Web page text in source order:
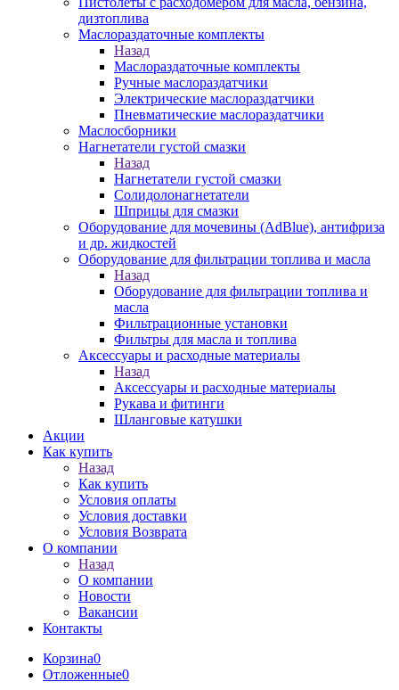
дизтоплива
Маслораздаточные комплекты
Назад
Маслораздаточные комплекты
Ручные маслораздатчики
Электрические маслораздатчики
Пневматические маслораздатчики
Маслосборники
Нагнетатели густой смазки
Назад
Нагнетатели густой смазки
Солидолонагнетатели
Шприцы для смазки
Оборудование для мочевины (AdBlue), антифриза
и др. жидкостей
Оборудование для фильтрации топлива и масла
Назад
Оборудование для фильтрации топлива и
масла
Фильтрационные установки
Фильтры для масла и топлива
Аксессуары и расходные материалы
Назад
Аксессуары и расходные материалы
Рукава и фитинги
Шланговые катушки
Акции
Как купить
Назад
Как купить
Условия оплаты
Условия доставки
Условия Возврата
О компании
Назад
О компании
Новости
Вакансии
Контакты
Корзина0
Отложенные0